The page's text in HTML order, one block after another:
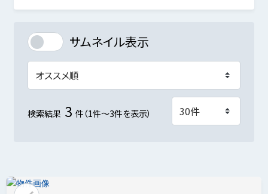
サムネイル表示
検索結果 3 件（1件～3件を表示）